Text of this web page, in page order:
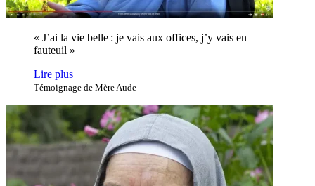
« J’ai la vie belle : je vais aux offices, j’y vais en
fauteuil »
Lire plus
Témoignage de Mère Aude